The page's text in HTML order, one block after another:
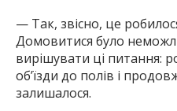
— Так, звісно, це
Домовитися було
вирішувати ці питання:
об’їзди до полів і
залишалося.